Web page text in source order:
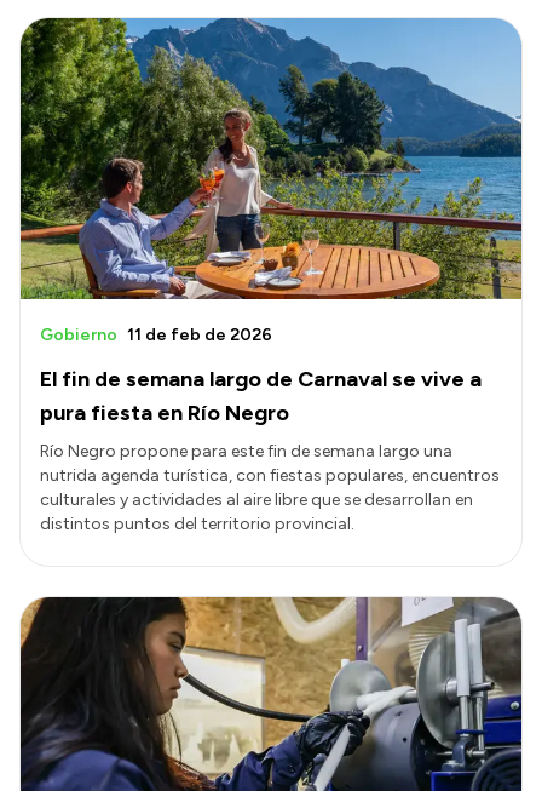
El fin de semana largo de Carnaval se vive a
pura fiesta en Río Negro
Gobierno 11 de feb de 2026
Río Negro propone para este fin de semana largo una
nutrida agenda turística, con fiestas populares, encuentros
culturales y actividades al aire libre que se desarrollan en
distintos puntos del territorio provincial.